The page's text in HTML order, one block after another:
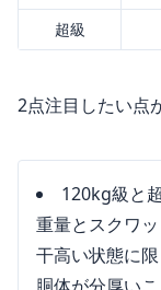
超級
2点注目したい点
120kg級と
重量とスクワ
干高い状態に限